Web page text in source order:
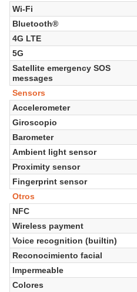
Wi-Fi
Bluetooth®
4G LTE
5G
Satellite emergency SOS
messages
Sensors
Accelerometer
Giroscopio
Barometer
Ambient light sensor
Proximity sensor
Fingerprint sensor
Otros
NFC
Wireless payment
Voice recognition (builtin)
Reconocimiento facial
Impermeable
Colores